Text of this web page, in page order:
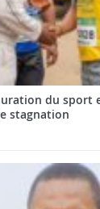
du sport
stagnation